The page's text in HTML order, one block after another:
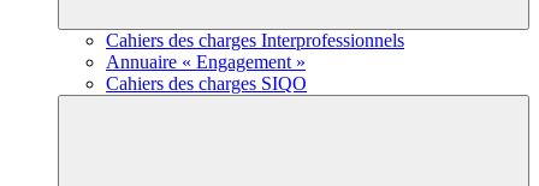
Cahiers des charges Interprofessionnels
Annuaire « Engagement »
Cahiers des charges SIQO